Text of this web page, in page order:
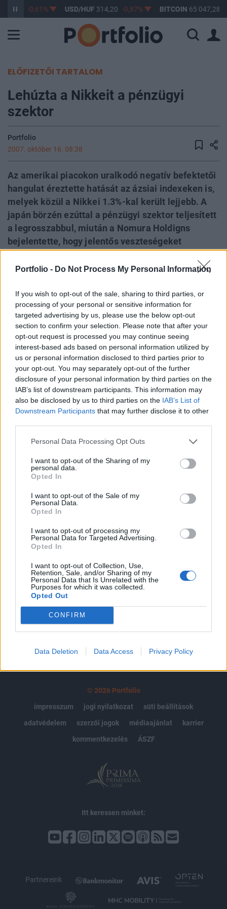
Portfolio - Do Not Process My Personal Information
If you wish to opt-out of the sale, sharing to third parties, or
processing of your personal or sensitive information for
targeted advertising by us, please use the below opt-out
section to confirm your selection. Please note that after your
opt-out request is processed you may continue seeing
interest-based ads based on personal information utilized by
us or personal information disclosed to third parties prior to
your opt-out. You may separately opt-out of the further
disclosure of your personal information by third parties on the
IAB’s list of downstream participants. This information may
also be disclosed by us to third parties on the IAB’s List of
Downstream Participants that may further disclose it to other
Personal Data Processing Opt Outs
I want to opt-out of the Sharing of my
personal data.
Opted In
I want to opt-out of the Sale of my
Personal Data.
Opted In
I want to opt-out of processing my
Personal Data for Targeted Advertising.
Opted In
I want to opt-out of Collection, Use,
Retention, Sale, and/or Sharing of my
Personal Data that Is Unrelated with the
Purposes for which it was collected.
Opted Out
CONFIRM
Data Deletion Data Access Privacy Policy
-0,61% USD/HUF314,20 -0,87% BITCOIN65 047,28
ELŐFIZETŐI TARTALOM
Lehúzta a Nikkeit a pénzügyi
szektor
Portfolio
2007. október 16. 08:38
Az amerikai piacokon uralkodó negatív befektetői
hangulat éreztette hatását az ázsiai indexeken is,
melyek közül a Nikkei 1.3%-kal került lejjebb. A
japán börzén ezúttal a pénzügyi szektor teljesített
a legrosszabbul, miután a Nomura Holdigns
bejelentette, hogy jelentős veszteségeket
amerikai másodlagos jelzáloghitelpiaci krízis
lejjebb, míg a Shanghai Composite jelenleg 0.9%-
os, a Shanghai B-Share pedig 0.7%-os pluszban
áll.
A Nomura részvényei közel 1.5%-ot hanyatlottak, miután a
társaság bejelentette, hogy várhatóan 60 milliárd jenes,
azaz több, mint 510 millió dolláros veszteséget kénytelen
elkönyvelni az amerikai másodlagos jelzáloghitelpiacon
zajló folyamatok miatt. A cég továbbá hozzátette, hogy
kiszáll a fent említett piacról. A fentiek hatására eladói
nyomás uralkodott a pénzügyi...
A keresett cikk a portfolio.hu hírarchívumához
tartozik, melynek olvasása előfizetéses
regisztrációhoz kötött.
Az előfizetés a következőket tartalmazza:
Kötéslisták: BÉT elmúlt 2 év napon belüli
kötéslistái
Előfizetés
MÁR ELŐFIZETŐNK VAGY?
© 2026 Portfolio
impresszum
jogi nyilatkozat
süti beállítások
adatvédelem
szerzői jogok médiaajánlat
karrier
kommentkezelés
ÁSZF
Itt keressen minket:
Partnereink